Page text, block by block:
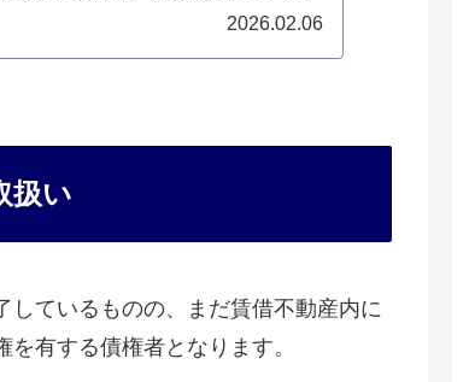
2026.02.06
扱い
ているものの、まだ賃借不動産内に
有する債権者となります。